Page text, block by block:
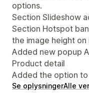
options.
Section Slideshow
Section Hotspot
the image height
Added new popup
Product detail
Added the option
Se oplysningerAlle